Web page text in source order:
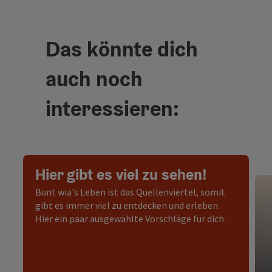
Das könnte dich
auch noch
interessieren:
Hier gibt es viel zu sehen!
Bunt wia's Leben ist das Quellenviertel, somit
gibt es immer viel zu entdecken und erleben.
Hier ein paar ausgewählte Vorschläge für dich.